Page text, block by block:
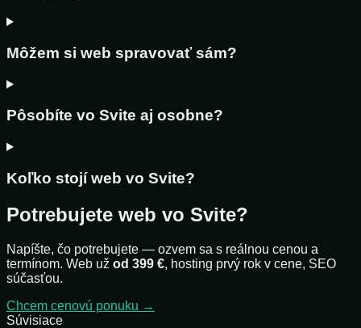
Môžem si web spravovať sám?
Pôsobíte vo Svite aj osobne?
Koľko stojí web vo Svite?
Potrebujete web vo Svite?
Napíšte, čo potrebujete — ozvem sa s reálnou cenou a
termínom. Web už od 399 €, hosting prvý rok v cene, SEO
súčasťou.
Chcem cenovú ponuku →
Súvisiace